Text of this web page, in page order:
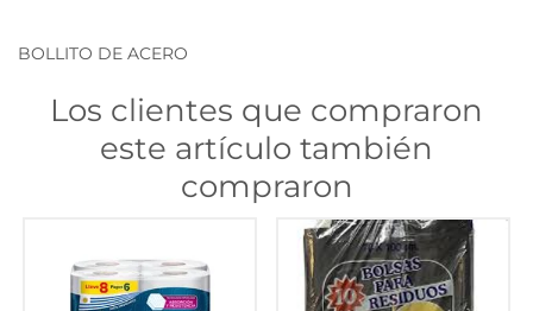
BOLLITO DE ACERO
Los clientes que compraron
este artículo también
compraron